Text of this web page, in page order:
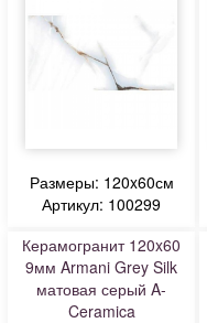
Размеры: 120x60см
Артикул: 100299
Керамогранит 120x60
9мм Armani Grey Silk
матовая серый A-
Ceramica